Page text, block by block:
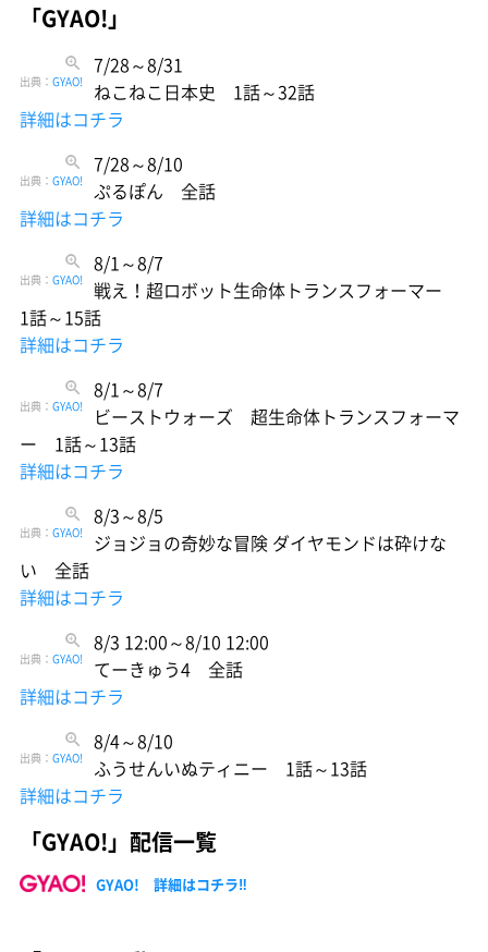
「GYAO!」
出典： GYAO!
7/28～8/31
ねこねこ日本史 1話～32話
詳細はコチラ
出典： GYAO!
7/28～8/10
ぷるぽん 全話
詳細はコチラ
出典： GYAO!
8/1～8/7
戦え！超ロボット生命体トランスフォーマー
1話～15話
詳細はコチラ
出典： GYAO!
8/1～8/7
ビーストウォーズ 超生命体トランスフォーマ
ー 1話～13話
詳細はコチラ
出典： GYAO!
8/3～8/5
ジョジョの奇妙な冒険 ダイヤモンドは砕けな
い 全話
詳細はコチラ
出典： GYAO!
8/3 12:00～8/10 12:00
てーきゅう4 全話
詳細はコチラ
出典： GYAO!
8/4～8/10
ふうせんいぬティニー 1話～13話
詳細はコチラ
「GYAO!」配信一覧
GYAO! 詳細はコチラ‼